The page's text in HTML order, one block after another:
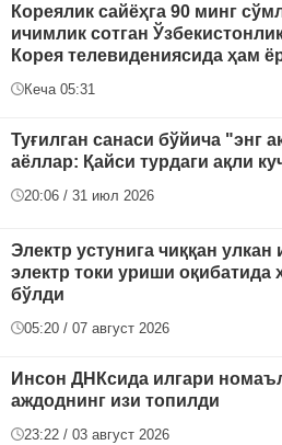
Кореялик сайёҳга 90 минг
ичимлик сотган
Корея телевидениясида ҳам
Кеча 05:31
Туғилган санаси бўйича "энг
аёллар: Қайси турдаги ақли
20:06 / 31 июл 2026
Электр устунига чиққан улкан
электр токи уриши оқибатида
бўлди
05:20 / 07 август 2026
Инсон ДНКсида илгари
аждоднинг изи топилди
23:22 / 03 август 2026